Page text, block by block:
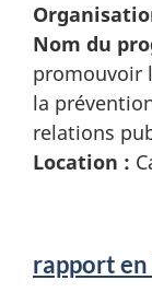
Nom du
promouvoir
la
relations
Location :
rapport